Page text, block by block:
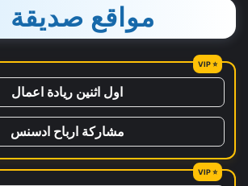
مواقع صديقة
اول اثنين ريادة اعمال
مشاركة ارباح ادسنس